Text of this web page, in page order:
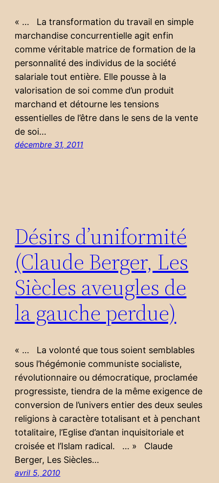
« … La transformation du travail en simple
marchandise concurrentielle agit enfin
comme véritable matrice de formation de la
personnalité des individus de la société
salariale tout entière. Elle pousse à la
valorisation de soi comme d’un produit
marchand et détourne les tensions
essentielles de l’être dans le sens de la vente
de soi…
décembre 31, 2011
Désirs d’uniformité
(Claude Berger, Les
Siècles aveugles de
la gauche perdue)
« … La volonté que tous soient semblables
sous l’hégémonie communiste socialiste,
révolutionnaire ou démocratique, proclamée
progressiste, tiendra de la même exigence de
conversion de l’univers entier des deux seules
religions à caractère totalisant et à penchant
totalitaire, l’Eglise d’antan inquisitoriale et
croisée et l’Islam radical. … » Claude
Berger, Les Siècles…
avril 5, 2010